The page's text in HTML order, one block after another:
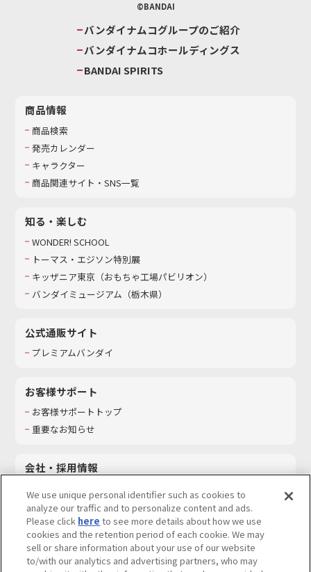
©BANDAI
バンダイナムコグループのご紹介
バンダイナムコホールディングス
BANDAI SPIRITS
商品情報
商品検索
発売カレンダー
キャラクター
商品関連サイト・SNS一覧
知る・楽しむ
WONDER! SCHOOL
トーマス・エジソン特別展
キッザニア東京（おもちゃ工場パビリオン）​
バンダイミュージアム（栃木県）
公式通販サイト
プレミアムバンダイ
お客様サポート
お客様サポートトップ
重要なお知らせ
会社・採用情報
採用情報
サステナビリティ
お問い合わせ
We use unique personal identifier such as cookies to
analyze our traffic and to personalize content and ads.
Please click here to see more details about how we use
cookies and the retention period of each cookie. We may
sell or share information about your use of our website
to/with our analytics and advertising partners, who may